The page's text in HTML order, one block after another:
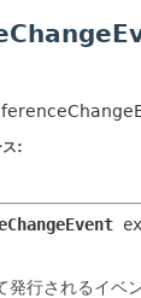
メソッド
メソッ
ス:
発行されるイベ